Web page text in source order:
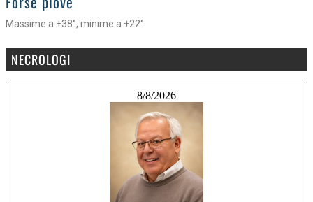
Massime a +38°, minime a +22°
NECROLOGI
8/8/2026